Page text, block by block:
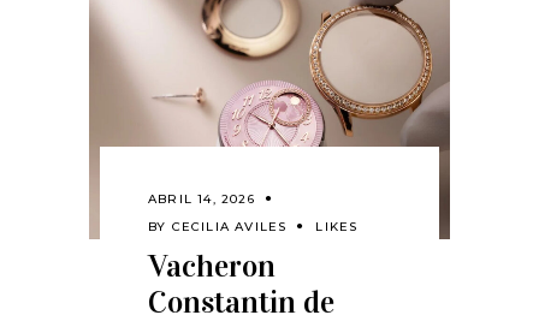
ABRIL 14, 2026
BY CECILIA AVILES LIKES
Vacheron
Constantin de